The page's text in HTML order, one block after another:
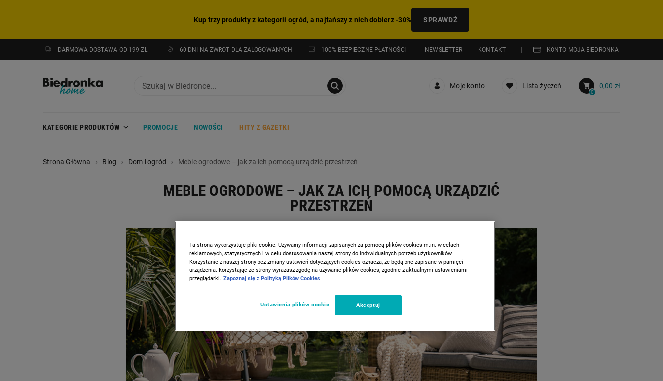
Kup trzy produkty z kategorii ogród, a najtańszy z nich dobierz -30% SPRAWDŹ
DARMOWA DOSTAWA OD 199 ZŁ 60 DNI NA ZWROT DLA ZALOGOWANYCH 100% BEZPIECZNE PŁATNOŚCI NEWSLETTER KONTAKT KONTO MOJA BIEDRONKA
Moje konto Lista życzeń
0
0,00 zł
KATEGORIE PRODUKTÓW PROMOCJE NOWOŚCI HITY Z GAZETKI
Strona Główna Blog Dom i ogród Meble ogrodowe – jak za ich pomocą urządzić przestrzeń
MEBLE OGRODOWE – JAK ZA ICH POMOCĄ URZĄDZIĆ
PRZESTRZEŃ
Ta strona wykorzystuje pliki cookie. Używamy informacji zapisanych za pomocą plików cookies m.in. w celach
reklamowych, statystycznych i w celu dostosowania naszej strony do indywidualnych potrzeb użytkowników.
Korzystanie z naszej strony bez zmiany ustawień dotyczących cookies oznacza, że będą one zapisane w pamięci
urządzenia. Korzystając ze strony wyrażasz zgodę na używanie plików cookies, zgodnie z aktualnymi ustawieniami
przeglądarki. Zapoznaj się z Polityką Plików Cookies
Ustawienia plików cookie Akceptuj